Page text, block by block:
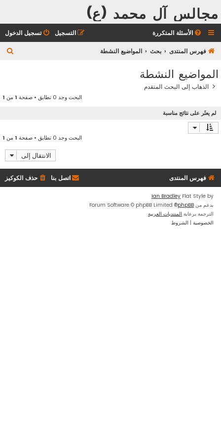
مجالس آل محمد (ع)
الأسئلة المتكررة تسجيل الدخول التسجيل
فهرس المنتدى بحث المواضيع النشطة
المواضيع النشطة
الذهاب إلى البحث المتقدم
البحث وجد 0 تطابق • صفحة 1 من 1
لم يعثَر على نتائج مناسبة
البحث وجد 0 تطابق • صفحة 1 من 1
الانتقال إلى
فهرس المنتدى حذف الكوكيز اتصل بنا
Flat Style by
Ian Bradley
بدعم من phpBB
® Forum Software © phpBB Limited
الترجمة برعاية المنتديات العربية
الخصوصية | الشروط